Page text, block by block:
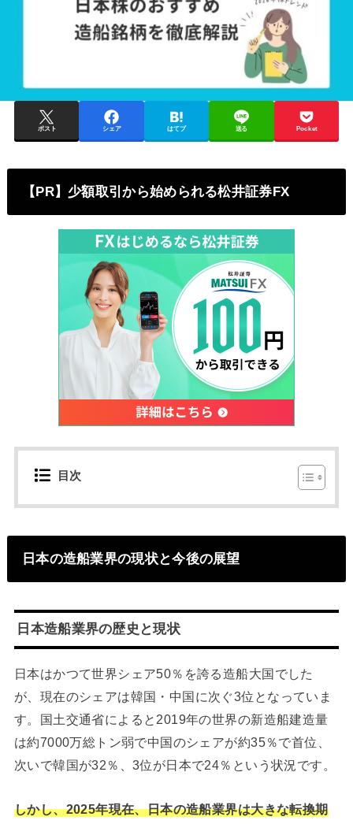
ポスト シェア はてブ 送る Pocket
【PR】少額取引から始められる松井証券FX
目次
日本の造船業界の現状と今後の展望
日本造船業界の歴史と現状
日本はかつて世界シェア50％を誇る造船大国でした
が、現在のシェアは韓国・中国に次ぐ3位となっていま
す。国土交通省によると2019年の世界の新造船建造量
は約7000万総トン弱で中国のシェアが約35％で首位、
次いで韓国が32％、3位が日本で24％という状況です。
しかし、2025年現在、日本の造船業界は大きな転換期